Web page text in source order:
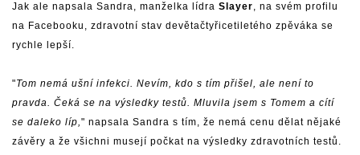
Jak ale napsala Sandra, manželka lídra Slayer, na svém profilu
na Facebooku, zdravotní stav devětačtyřicetiletého zpěváka se
rychle lepší.
"Tom nemá ušní infekci. Nevím, kdo s tím přišel, ale není to
pravda. Čeká se na výsledky testů. Mluvila jsem s Tomem a cítí
se daleko líp," napsala Sandra s tím, že nemá cenu dělat nějaké
závěry a že všichni musejí počkat na výsledky zdravotních testů.